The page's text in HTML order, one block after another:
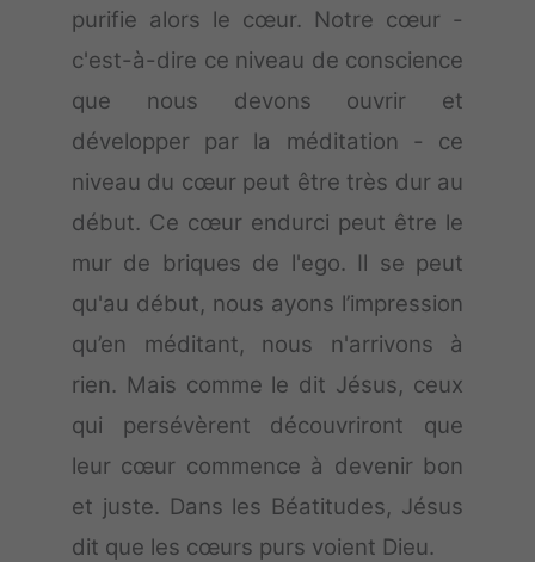
purifie alors le cœur. Notre cœur -
c'est-à-dire ce niveau de conscience
que nous devons ouvrir et
développer par la méditation - ce
niveau du cœur peut être très dur au
début. Ce cœur endurci peut être le
mur de briques de l'ego. Il se peut
qu'au début, nous ayons l’impression
qu’en méditant, nous n'arrivons à
rien. Mais comme le dit Jésus, ceux
qui persévèrent découvriront que
leur cœur commence à devenir bon
et juste. Dans les Béatitudes, Jésus
dit que les cœurs purs voient Dieu.